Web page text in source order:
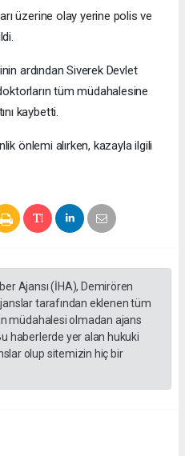
üzerine olay yerine polis ve
ardından Siverek Devlet
tüm müdahalesine
kaybetti.
önlemi alırken, kazayla ilgili
Ajansı (İHA), Demirören
tarafından eklenen tüm
müdahalesi olmadan ajans
haberlerde yer alan hukuki
olup sitemizin hiç bir